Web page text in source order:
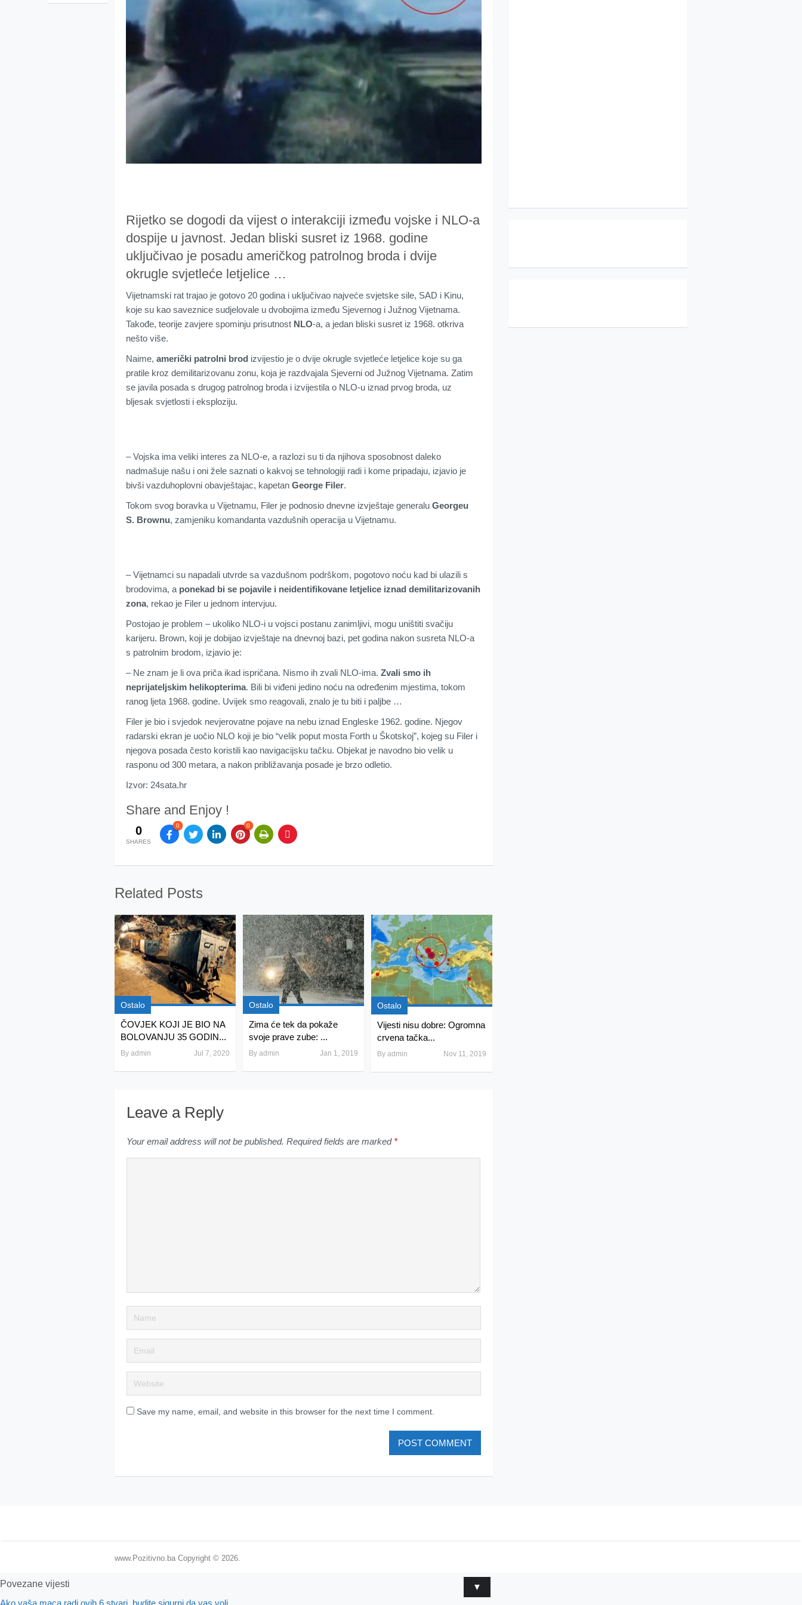
Rijetko se dogodi da vijest o interakciji između vojske i NLO-a
dospije u javnost. Jedan bliski susret iz 1968. godine
uključivao je posadu američkog patrolnog broda i dvije
okrugle svjetleće letjelice …
Vijetnamski rat trajao je gotovo 20 godina i uključivao najveće svjetske sile, SAD i Kinu,
koje su kao saveznice sudjelovale u dvobojima između Sjevernog i Južnog Vijetnama.
Takođe, teorije zavjere spominju prisutnost NLO-a, a jedan bliski susret iz 1968. otkriva
nešto više.
Naime, američki patrolni brod izvijestio je o dvije okrugle svjetleće letjelice koje su ga
pratile kroz demilitarizovanu zonu, koja je razdvajala Sjeverni od Južnog Vijetnama. Zatim
se javila posada s drugog patrolnog broda i izvijestila o NLO-u iznad prvog broda, uz
bljesak svjetlosti i eksploziju.
– Vojska ima veliki interes za NLO-e, a razlozi su ti da njihova sposobnost daleko
nadmašuje našu i oni žele saznati o kakvoj se tehnologiji radi i kome pripadaju, izjavio je
bivši vazduhoplovni obavještajac, kapetan George Filer.
Tokom svog boravka u Vijetnamu, Filer je podnosio dnevne izvještaje generalu Georgeu
S. Brownu, zamjeniku komandanta vazdušnih operacija u Vijetnamu.
– Vijetnamci su napadali utvrde sa vazdušnom podrškom, pogotovo noću kad bi ulazili s
brodovima, a ponekad bi se pojavile i neidentifikovane letjelice iznad demilitarizovanih
zona, rekao je Filer u jednom intervjuu.
Postojao je problem – ukoliko NLO-i u vojsci postanu zanimljivi, mogu uništiti svačiju
karijeru. Brown, koji je dobijao izvještaje na dnevnoj bazi, pet godina nakon susreta NLO-a
s patrolnim brodom, izjavio je:
– Ne znam je li ova priča ikad ispričana. Nismo ih zvali NLO-ima. Zvali smo ih
neprijateljskim helikopterima. Bili bi viđeni jedino noću na određenim mjestima, tokom
ranog ljeta 1968. godine. Uvijek smo reagovali, znalo je tu biti i paljbe …
Filer je bio i svjedok nevjerovatne pojave na nebu iznad Engleske 1962. godine. Njegov
radarski ekran je uočio NLO koji je bio “velik poput mosta Forth u Škotskoj”, kojeg su Filer i
njegova posada često koristili kao navigacijsku tačku. Objekat je navodno bio velik u
rasponu od 300 metara, a nakon približavanja posade je brzo odletio.
Izvor: 24sata.hr
Share and Enjoy !
0
SHARES
0 0
Related Posts
Ostalo
ČOVJEK KOJI JE BIO NA
BOLOVANJU 35 GODIN...
By admin Jul 7, 2020
Ostalo
Zima će tek da pokaže
svoje prave zube: ...
By admin Jan 1, 2019
Ostalo
Vijesti nisu dobre: Ogromna
crvena tačka...
By admin Nov 11, 2019
Leave a Reply
Your email address will not be published. Required fields are marked *
Save my name, email, and website in this browser for the next time I comment.
www.Pozitivno.ba Copyright © 2026.
▼
Povezane vijesti
Ako vaša maca radi ovih 6 stvari, budite sigurni da vas voli